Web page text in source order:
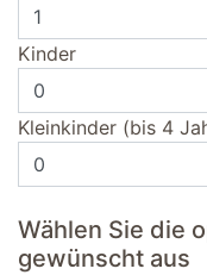
Kinder
Kleinkinder (bis 4
Wählen Sie die
gewünscht aus